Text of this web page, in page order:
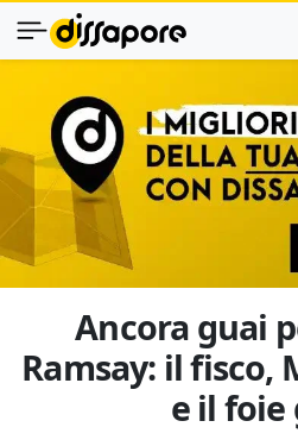
Ancora guai
Ramsay: il fisco,
e il foie